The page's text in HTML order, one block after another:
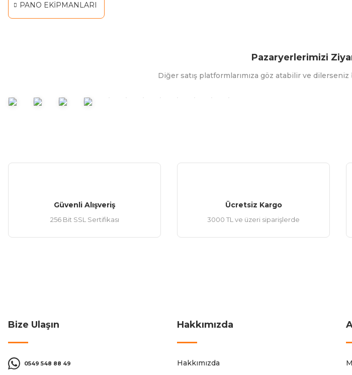
PANO EKİPMANLARI
Pazaryerlerimizi
Diğer satış platformlarımıza göz atabilir ve
Güvenli Alışveriş
256 Bit SSL Sertifikası
Ücretsiz Kargo
3000 TL ve üzeri siparişlerde
Bize Ulaşın
0549 548 88 49
Hakkımızda
Hakkımızda